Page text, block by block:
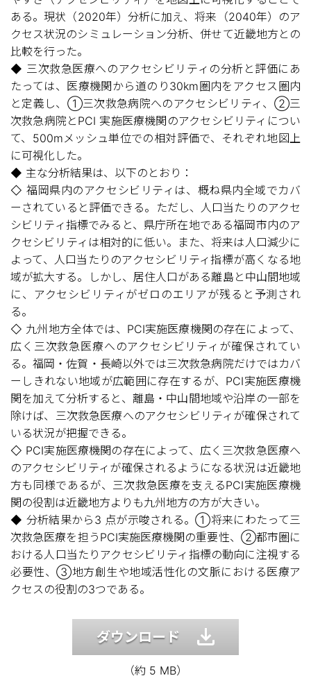
ある。現状（2020年）分析に加え、将来（2040年）のア
クセス状況のシミュレーション分析、併せて近畿地方との
比較を行った。
◆ 三次救急医療へのアクセシビリティの分析と評価にあ
たっては、医療機関から道のり30km圏内をアクセス圏内
と定義し、①三次救急病院へのアクセシビリティ、②三
次救急病院とPCI 実施医療機関のアクセシビリティについ
て、500mメッシュ単位での相対評価で、それぞれ地図上
に可視化した。
◆ 主な分析結果は、以下のとおり：
◇ 福岡県内のアクセシビリティは、概ね県内全域でカバ
ーされていると評価できる。ただし、人口当たりのアクセ
シビリティ指標でみると、県庁所在地である福岡市内のア
クセシビリティは相対的に低い。また、将来は人口減少に
よって、人口当たりのアクセシビリティ指標が高くなる地
域が拡大する。しかし、居住人口がある離島と中山間地域
に、アクセシビリティがゼロのエリアが残ると予測され
る。
◇ 九州地方全体では、PCI実施医療機関の存在によって、
広く三次救急医療へのアクセシビリティが確保されてい
る。福岡・佐賀・長崎以外では三次救急病院だけではカバ
ーしきれない地域が広範囲に存在するが、PCI実施医療機
関を加えて分析すると、離島・中山間地域や沿岸の一部を
除けば、三次救急医療へのアクセシビリティが確保されて
いる状況が把握できる。
◇ PCI実施医療機関の存在によって、広く三次救急医療へ
のアクセシビリティが確保されるようになる状況は近畿地
方も同様であるが、三次救急医療を支えるPCI実施医療機
関の役割は近畿地方よりも九州地方の方が大きい。
◆ 分析結果から3 点が示唆される。①将来にわたって三
次救急医療を担うPCI実施医療機関の重要性、②都市圏に
おける人口当たりアクセシビリティ指標の動向に注視する
必要性、③地方創生や地域活性化の文脈における医療ア
クセスの役割の3つである。
ダウンロード
（約 5 MB）